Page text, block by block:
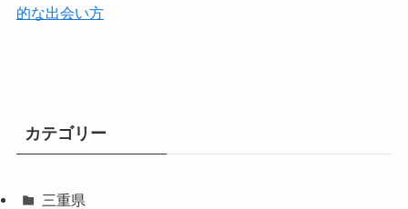
的な出会い方
カテゴリー
三重県